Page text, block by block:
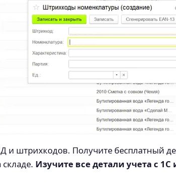
и штрихкодов. Получите бесплатный
Изучите все детали учета с 1С